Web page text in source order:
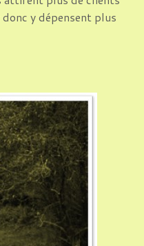
y dépensent plus